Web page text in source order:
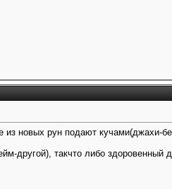
новых рун подают кучами(джахи-
другой), такчто либо здоровенный